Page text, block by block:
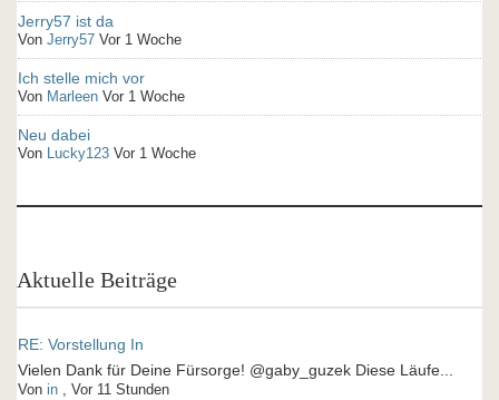
Jerry57 ist da
Von Jerry57 Vor 1 Woche
Ich stelle mich vor
Von Marleen Vor 1 Woche
Neu dabei
Von Lucky123 Vor 1 Woche
Aktuelle Beiträge
RE: Vorstellung In
Vielen Dank für Deine Fürsorge! @gaby_guzek Diese Läufe...
Von in Vor 11 Stunden